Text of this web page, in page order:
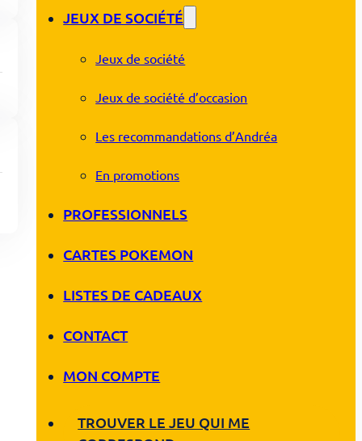
JEUX DE SOCIÉTÉ
Jeux de société
Jeux de société d’occasion
Les recommandations d’Andréa
En promotions
PROFESSIONNELS
CARTES POKEMON
LISTES DE CADEAUX
CONTACT
MON COMPTE
TROUVER LE JEU QUI ME